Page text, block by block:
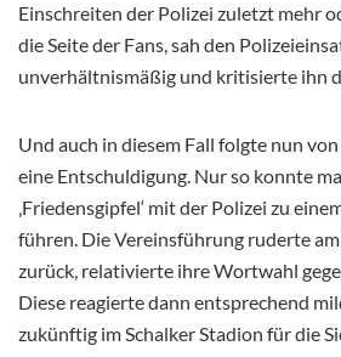
Einschreiten der Polizei zuletzt mehr
die Seite der Fans, sah den
unverhältnismäßig und kritisierte ihn
Und auch in diesem Fall folgte nun
eine Entschuldigung. Nur so konnte
‚Friedensgipfel‘ mit der Polizei zu
führen. Die Vereinsführung ruderte
zurück, relativierte ihre Wortwahl
Diese reagierte dann entsprechend
zukünftig im Schalker Stadion für die